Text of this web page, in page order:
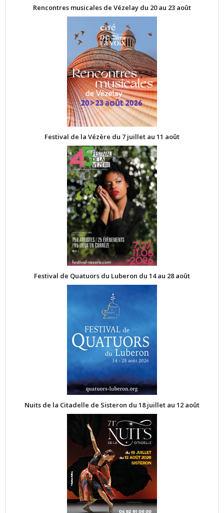
Rencontres musicales de Vézelay du 20 au 23 août
Festival de la Vézère du 7 juillet au 11 août
Festival de Quatuors du Luberon du 14 au 28 août
Nuits de la Citadelle de Sisteron du 18 juillet au 12 août